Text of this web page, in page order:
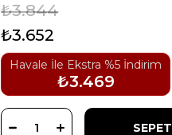
₺3.844
₺3.652
Havale İle Ekstra %5 İndirim
₺3.469